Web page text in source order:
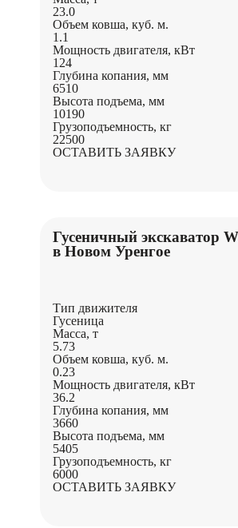
23.0
Объем ковша, куб. м.
1.1
Мощность двигателя, кВт
124
Глубина копания, мм
6510
Высота подъема, мм
10190
Грузоподъемность, кг
22500
ОСТАВИТЬ ЗАЯВКУ
Гусеничный экскаватор
в Новом Уренгое
Тип движителя
Гусеница
Масса, т
5.73
Объем ковша, куб. м.
0.23
Мощность двигателя, кВт
36.2
Глубина копания, мм
3660
Высота подъема, мм
5405
Грузоподъемность, кг
6000
ОСТАВИТЬ ЗАЯВКУ